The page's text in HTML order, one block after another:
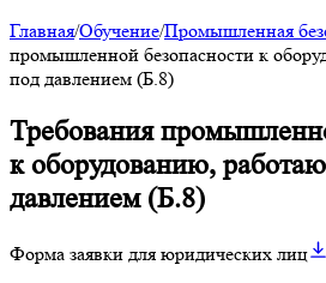
Главная/Обучение/Промышленная
промышленной безопасности к
под давлением (Б.8)
Требования
к оборудованию,
давлением (Б.8)
Форма заявки для юридических лиц